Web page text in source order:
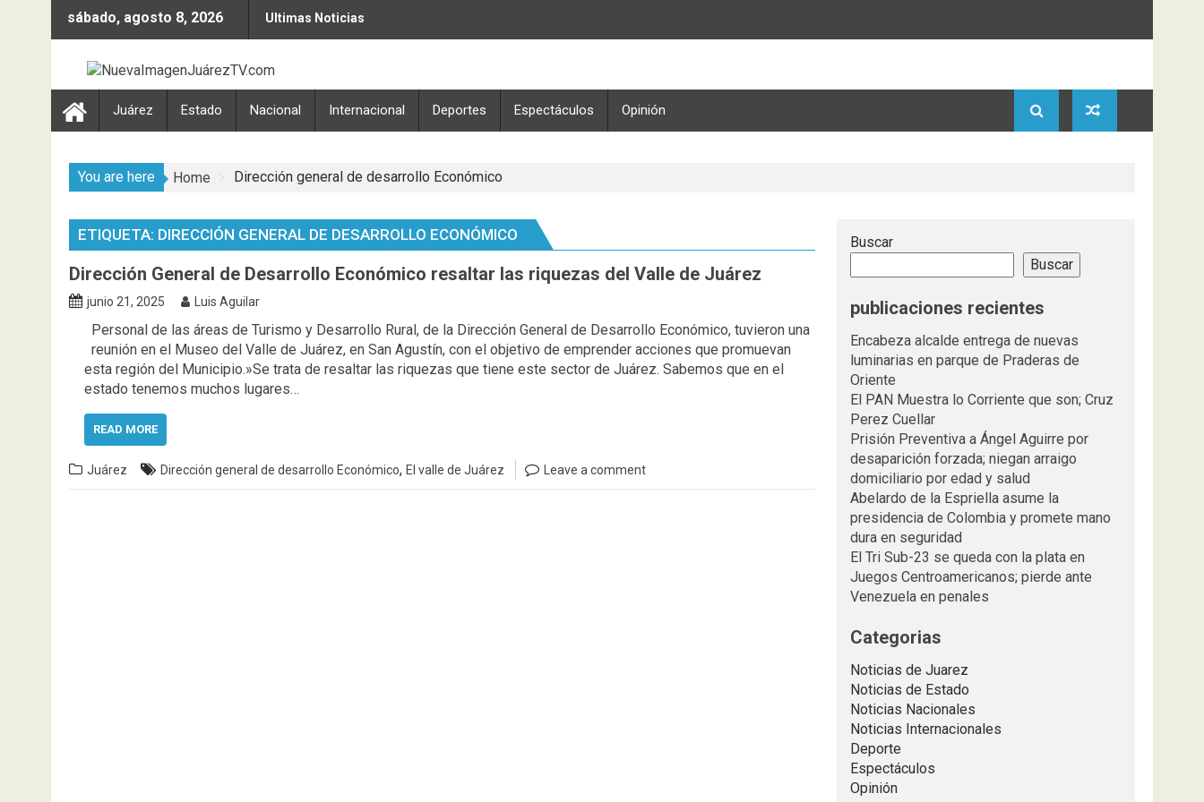
sábado, agosto 8, 2026 Ultimas Noticias
Juárez Estado Nacional Internacional Deportes Espectáculos Opinión
You are here Home Dirección general de desarrollo Económico
ETIQUETA: DIRECCIÓN GENERAL DE DESARROLLO ECONÓMICO
Dirección General de Desarrollo Económico resaltar las riquezas del Valle de Juárez
junio 21, 2025 Luis Aguilar
Personal de las áreas de Turismo y Desarrollo Rural, de la Dirección General de Desarrollo Económico, tuvieron una
reunión en el Museo del Valle de Juárez, en San Agustín, con el objetivo de emprender acciones que promuevan
esta región del Municipio.»Se trata de resaltar las riquezas que tiene este sector de Juárez. Sabemos que en el
estado tenemos muchos lugares…
READ MORE
Juárez Dirección general de desarrollo Económico, El valle de Juárez Leave a comment
Buscar
Buscar
publicaciones recientes
Encabeza alcalde entrega de nuevas
luminarias en parque de Praderas de
Oriente
El PAN Muestra lo Corriente que son; Cruz
Perez Cuellar
Prisión Preventiva a Ángel Aguirre por
desaparición forzada; niegan arraigo
domiciliario por edad y salud
Abelardo de la Espriella asume la
presidencia de Colombia y promete mano
dura en seguridad
El Tri Sub-23 se queda con la plata en
Juegos Centroamericanos; pierde ante
Venezuela en penales
Categorias
Noticias de Juarez
Noticias de Estado
Noticias Nacionales
Noticias Internacionales
Deporte
Espectáculos
Opinión